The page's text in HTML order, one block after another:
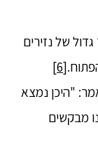
של נזירים
[6]
"היכן נמצא
מבקשים